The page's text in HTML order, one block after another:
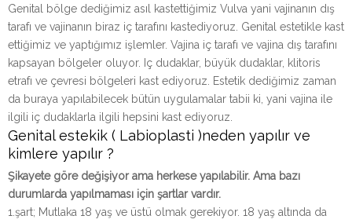
Genital bölge dediğimiz asıl kastettiğimiz Vulva yani vajinanın dış
tarafı ve vajinanın biraz iç tarafını kastediyoruz. Genital estetikle kast
ettiğimiz ve yaptığımız işlemler. Vajina iç tarafı ve vajina dış tarafını
kapsayan bölgeler oluyor. Iç dudaklar, büyük dudaklar, klitoris
etrafı ve çevresi bölgeleri kast ediyoruz. Estetik dediğimiz zaman
da buraya yapılabilecek bütün uygulamalar tabii ki, yani vajina ile
ilgili iç dudaklarla ilgili hepsini kast ediyoruz.
Genital estekik ( Labioplasti )neden yapılır ve
kimlere yapılır ?
Şikayete göre değişiyor ama herkese yapılabilir. Ama bazı
durumlarda yapılmaması için şartlar vardır.
1.şart; Mutlaka 18 yaş ve üstü olmak gerekiyor. 18 yaş altında da